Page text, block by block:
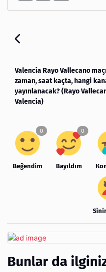
Valencia Rayo Vallecano
zaman, saat kaçta, hangi
yayınlanacak? (Rayo
Valencia)
Beğendim Bayıldım
Bunlar da